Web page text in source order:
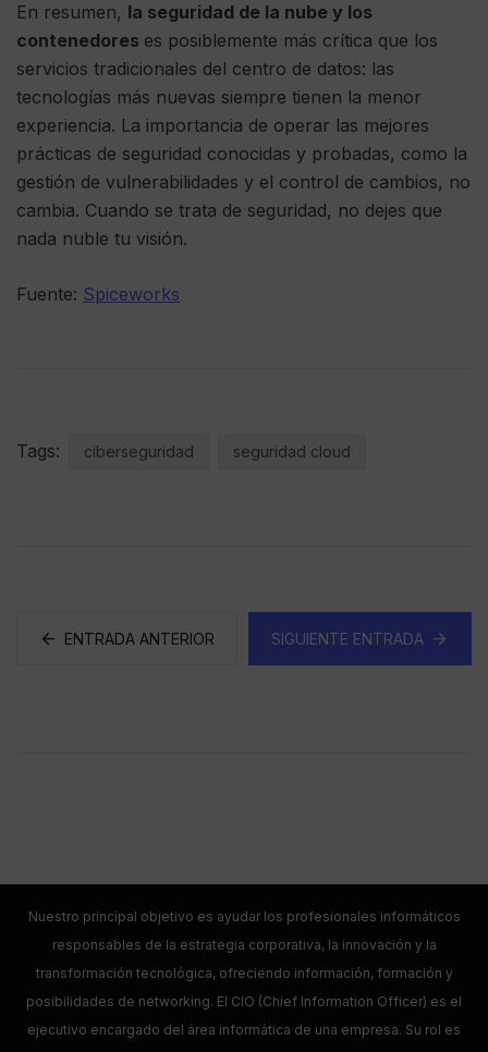
En resumen, la seguridad de la nube y los
contenedores es posiblemente más crítica que los
servicios tradicionales del centro de datos: las
tecnologías más nuevas siempre tienen la menor
experiencia. La importancia de operar las mejores
prácticas de seguridad conocidas y probadas, como la
gestión de vulnerabilidades y el control de cambios, no
cambia. Cuando se trata de seguridad, no dejes que
nada nuble tu visión.
Fuente: Spiceworks
Tags: ciberseguridad seguridad cloud
ENTRADA ANTERIOR SIGUIENTE ENTRADA
Nuestro principal objetivo es ayudar los profesionales informáticos
responsables de la estrategia corporativa, la innovación y la
transformación tecnológica, ofreciendo información, formación y
posibilidades de networking. El CIO (Chief Information Officer) es el
ejecutivo encargado del área informática de una empresa. Su rol es